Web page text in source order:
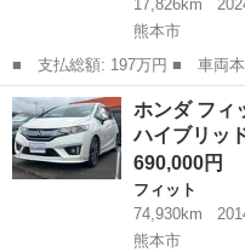
17,826km
熊本市
■ 支払総額: 197万円 ■ 車両本体価格： 1,890,000 円 ■ メーカー
名： ホンダ ■ 車種名： フ
ライブレコーダー ＥＴＣ
リアランス...
熊本 熊本市 フィット
ホンダ フィ
ハイブリ
690,000円
フィット
74,930km
熊本市